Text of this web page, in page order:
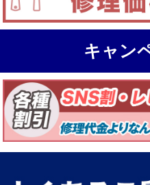
キャン